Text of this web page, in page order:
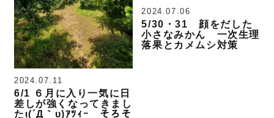
2024.07.11
6/1 ６月に入り一気に日
差しが強くなってきまし
たι(´Д｀υ)ｱﾂｨｰ そろそ
2024.07.06
5/30・31 顔をだした
小さなみかん 一次生理
落果とカメムシ対策